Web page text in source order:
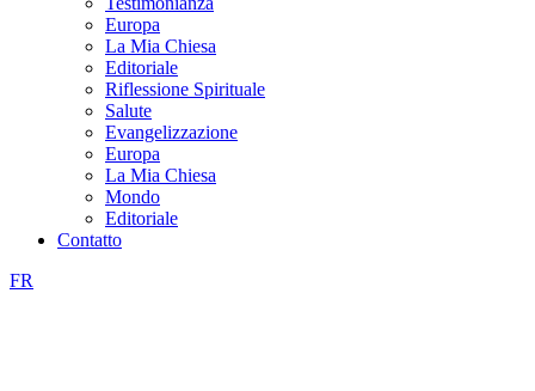
Europa
La Mia Chiesa
Editoriale
Riflessione Spirituale
Salute
Evangelizzazione
Europa
La Mia Chiesa
Mondo
Editoriale
Contatto
FR